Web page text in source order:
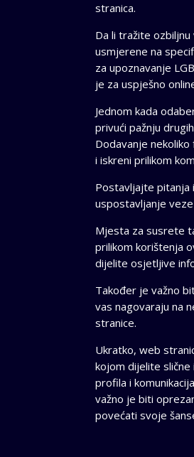
stranica.
Da li tražite
usmjerene na
za upoznavanje
je za uspješno
Jednom kada
privući pažnju
Dodavanje
i iskreni prilikom
Postavljajte pitanja
uspostavljanje
Mjesta za susrete
prilikom korištenja
dijelite osjetljive
Također je važno
vas nagovaraju na
stranice.
Ukratko, web
kojom dijelite
profila i
važno je biti
povećati svoje